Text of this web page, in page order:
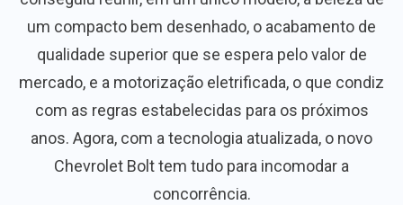
um compacto bem desenhado, o acabamento de
qualidade superior que se espera pelo valor de
mercado, e a motorização eletrificada, o que condiz
com as regras estabelecidas para os próximos
anos. Agora, com a tecnologia atualizada, o novo
Chevrolet Bolt tem tudo para incomodar a
concorrência.